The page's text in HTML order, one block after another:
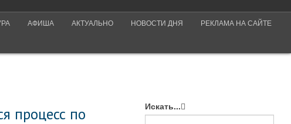
АФИША АКТУАЛЬНО НОВОСТИ ДНЯ РЕКЛАМА НА САЙТЕ
процесс по
Искать...